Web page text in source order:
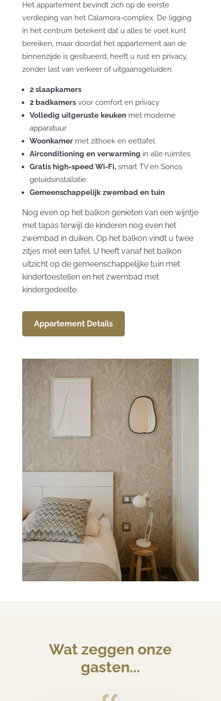
Het appartement bevindt zich op de eerste
verdieping van het Calamora-complex. De ligging
in het centrum betekent dat u alles te voet kunt
bereiken, maar doordat het appartement aan de
binnenzijde is gesitueerd, heeft u rust en privacy,
zonder last van verkeer of uitgaansgeluiden.
2 slaapkamers
2 badkamersvoor comfort en privacy
Volledig uitgeruste keukenmet moderne
apparatuur
Woonkamer met zithoek en eettafel
Airconditioning en verwarming in alle ruimtes
Gratis high-speed Wi-Fi, smart TV en Sonos
geluidsinstallatie
Gemeenschappelijk zwembad en tuin
Nog even op het balkon genieten van een wijntje
met tapas terwijl de kinderen nog even het
zwembad in duiken. Op het balkon vindt u twee
zitjes met een tafel. U heeft vanaf het balkon
uitzicht op de gemeenschappelijke tuin met
kindertoestellen en het zwembad met
kindergedeelte.
Appartement Details
Wat zeggen onze
gasten...